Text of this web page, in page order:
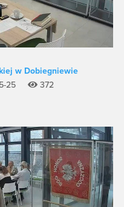
w Dobiegniewie
25
372